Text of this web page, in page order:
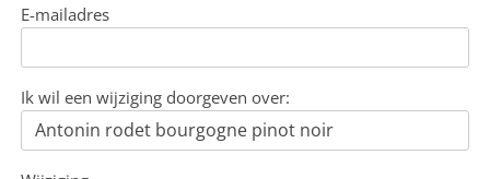
E-mailadres
Ik wil een wijziging doorgeven over: